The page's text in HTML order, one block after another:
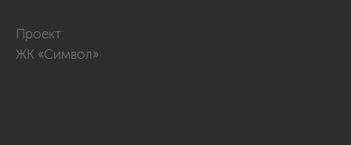
Проект:
ЖК «Символ»